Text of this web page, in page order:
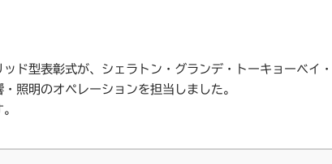
ド型表彰式が、シェラトン・グランデ・トーキョーベイ・
照明のオペレーションを担当しました。